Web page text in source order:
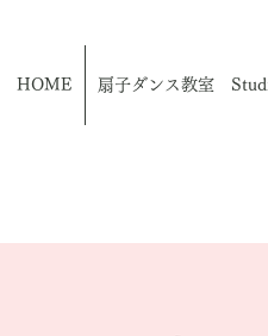
HOME 扇子ダンス教室